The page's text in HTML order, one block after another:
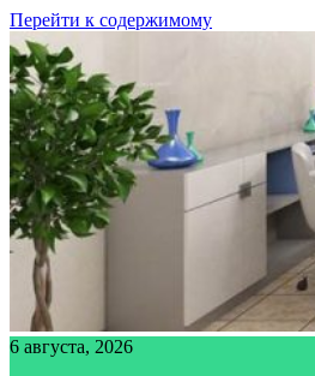
Перейти к содержимому
6 августа, 2026